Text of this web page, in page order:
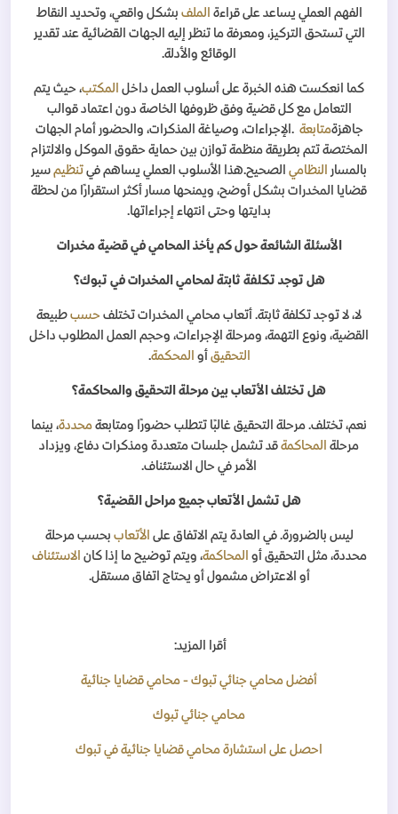
الفهم العملي يساعد على قراءة الملف بشكل واقعي، وتحديد النقاط
التي تستحق التركيز، ومعرفة ما تنظر إليه الجهات القضائية عند تقدير
الوقائع والأدلة.
كما انعكست هذه الخبرة على أسلوب العمل داخل المكتب، حيث يتم
التعامل مع كل قضية وفق ظروفها الخاصة دون اعتماد قوالب
جاهزة
. متابعة
الإجراءات، وصياغة المذكرات، والحضور أمام الجهات
المختصة تتم بطريقة منظمة توازن بين حماية حقوق الموكل والالتزام
بالمسار
النظامي الصحيح.هذا الأسلوب العملي يساهم في تنظيم سير
قضايا المخدرات بشكل أوضح، ويمنحها مسار أكثر استقرارًا من لحظة
بدايتها وحتى انتهاء إجراءاتها.
الأسئلة الشائعة حول كم يأخذ المحامي في قضية مخدرات
هل توجد تكلفة ثابتة لمحامي المخدرات في تبوك؟
لا، لا توجد تكلفة ثابتة. أتعاب محامي المخدرات تختلف حسب طبيعة
القضية، ونوع التهمة، ومرحلة الإجراءات، وحجم العمل المطلوب داخل
التحقيق أو المحكمة.
هل تختلف الأتعاب بين مرحلة التحقيق والمحاكمة؟
نعم، تختلف. مرحلة التحقيق غالبًا تتطلب حضورًا ومتابعة محددة، بينما
مرحلة المحاكمة قد تشمل جلسات متعددة ومذكرات دفاع، ويزداد
الأمر في حال الاستئناف.
هل تشمل الأتعاب جميع مراحل القضية؟
ليس بالضرورة. في العادة يتم الاتفاق على الأتعاب بحسب مرحلة
محددة، مثل التحقيق أو المحاكمة، ويتم توضيح ما إذا كان الاستئناف
أو الاعتراض مشمول أو يحتاج اتفاق مستقل.
أقرا المزيد:
أفضل محامي جنائي تبوك - محامي قضايا جنائية
محامي جنائي تبوك
احصل على استشارة محامي قضايا جنائية في تبوك